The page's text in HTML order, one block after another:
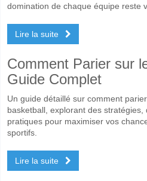
domination de chaque équipe reste
Lire la suite
Comment Parier sur
Guide Complet
Un guide détaillé sur comment
basketball, explorant des
pratiques pour maximiser vos
sportifs.
Lire la suite